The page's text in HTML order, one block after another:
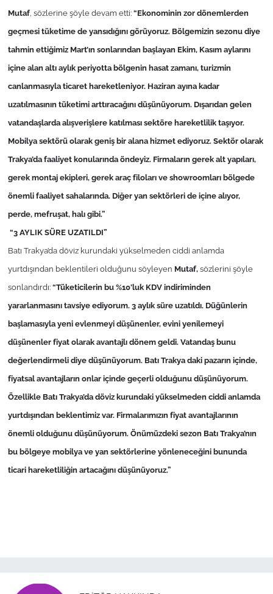
Mutaf, sözlerine şöyle devam etti:“Ekonominin zor dönemlerden
geçmesi tüketime de yansıdığını görüyoruz. Bölgemizin sezonu diye
tahmin ettiğimiz Mart’ın sonlarından başlayan Ekim, Kasım aylarını
içine alan altı aylık periyotta bölgenin hasat zamanı, turizmin
canlanmasıyla ticaret hareketleniyor. Haziran ayına kadar
uzatılmasının tüketimi arttıracağını düşünüyorum. Dışarıdan gelen
vatandaşlarda alışverişlere katılması sektöre hareketlilik taşıyor.
Mobilya sektörü olarak geniş bir alana hizmet ediyoruz. Sektör olarak
Trakya’da faaliyet konularında öndeyiz. Firmaların gerek alt yapıları,
gerek montaj ekipleri, gerek araç filoları ve showroomları bölgede
önemli faaliyet sahalarında. Diğer yan sektörleri de içine alıyor,
perde, mefruşat, halı gibi.”
“3 AYLIK SÜRE UZATILDI”
Batı Trakya’da döviz kurundaki yükselmeden ciddi anlamda
yurtdışından beklentileri olduğunu söyleyen Mutaf,sözlerini şöyle
sonlandırdı:“Tüketicilerin bu %10’luk KDV indiriminden
yararlanmasını tavsiye ediyorum. 3 aylık süre uzatıldı. Düğünlerin
başlamasıyla yeni evlenmeyi düşünenler, evini yenilemeyi
düşünenler fiyat olarak avantajlı dönem geldi. Vatandaş bunu
değerlendirmeli diye düşünüyorum. Batı Trakya daki pazarın içinde,
fiyatsal avantajların onlar içinde geçerli olduğunu düşünüyorum.
Özellikle Batı Trakya’da döviz kurundaki yükselmeden ciddi anlamda
yurtdışından beklentimiz var. Firmalarımızın fiyat avantajlarının
önemli olduğunu düşünüyorum. Önümüzdeki sezon Batı Trakya’nın
bu bölgeye mobilya ve yan sektörlerine yönleneceğini bununda
ticari hareketliliğin artacağını düşünüyoruz.”
Magazin
İş Dünyası
Bilim Teknoloji
Canlı Maç
Finans
Genel-A
Gündem-Eğitim